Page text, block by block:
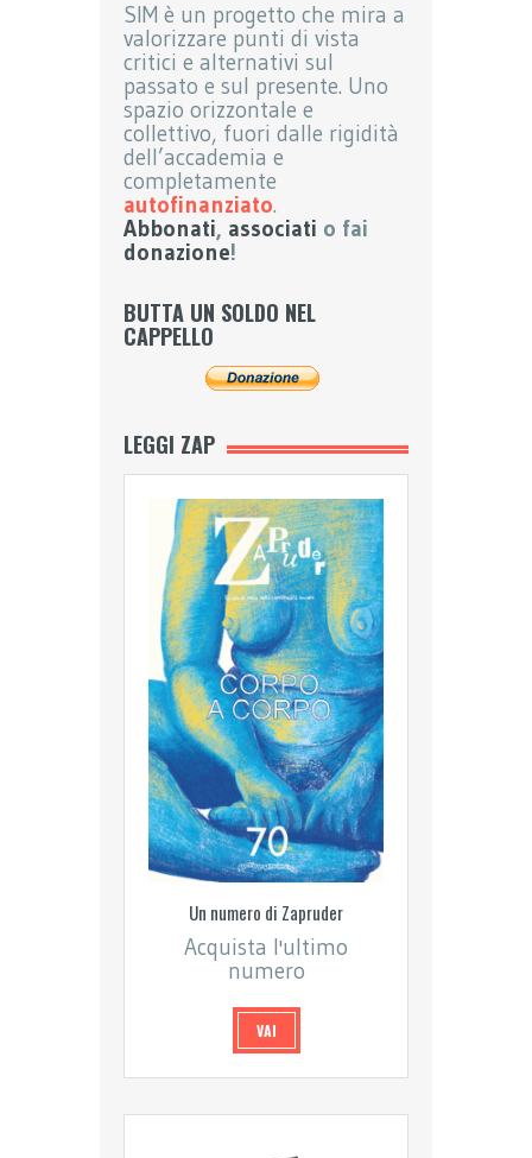
SIM è un progetto che mira a
valorizzare punti di vista
critici e alternativi sul
passato e sul presente. Uno
spazio orizzontale e
collettivo, fuori dalle rigidità
dell’accademia e
completamente
autofinanziato.
Abbonati, associati o fai
donazione!
BUTTA UN SOLDO NEL
CAPPELLO
LEGGI ZAP
Un numero di Zapruder
Acquista l'ultimo
numero
VAI